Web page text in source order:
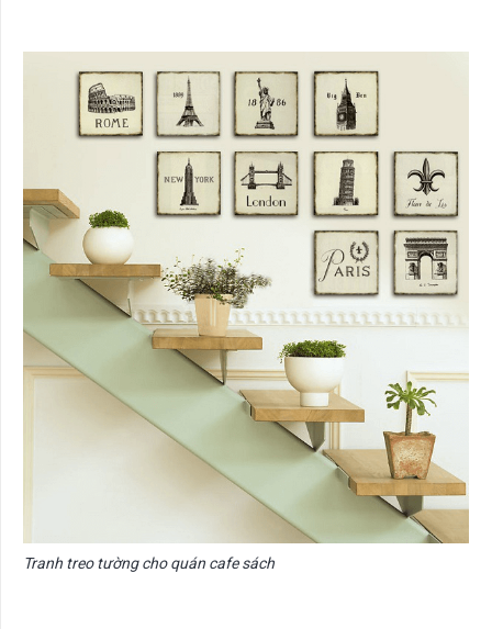
Tranh treo tường cho quán cafe sách